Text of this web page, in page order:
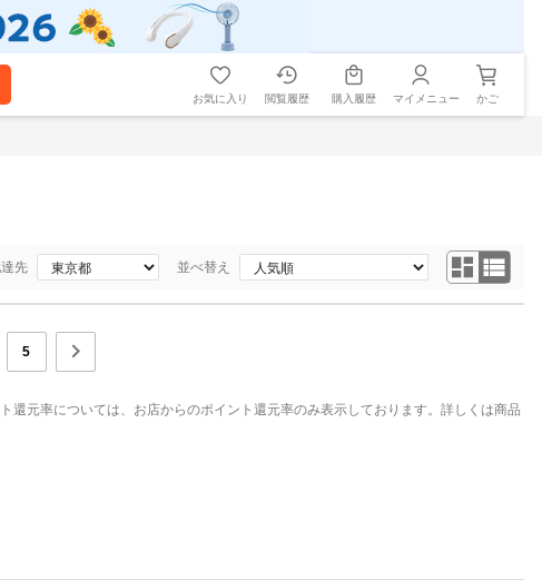
お気に入り 閲覧履歴 購入履歴 マイメニュー かご
先 並べ替え
5
元率については、お店からのポイント還元率のみ表示しております。詳しくは商品